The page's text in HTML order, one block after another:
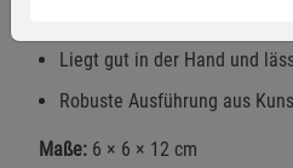
Liegt gut in der Hand und
Robuste Ausführung aus
Maße: 6 × 6 × 12 cm